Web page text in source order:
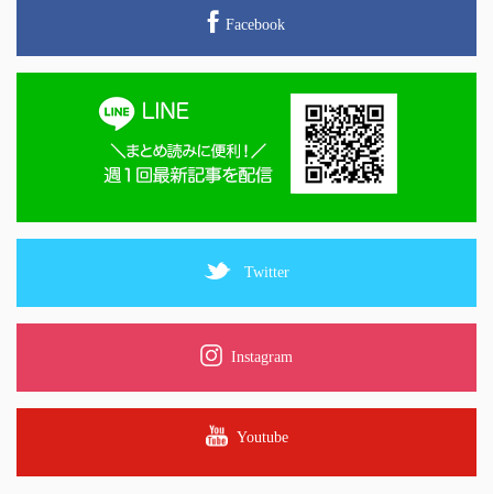
Facebook
Twitter
Instagram
Youtube